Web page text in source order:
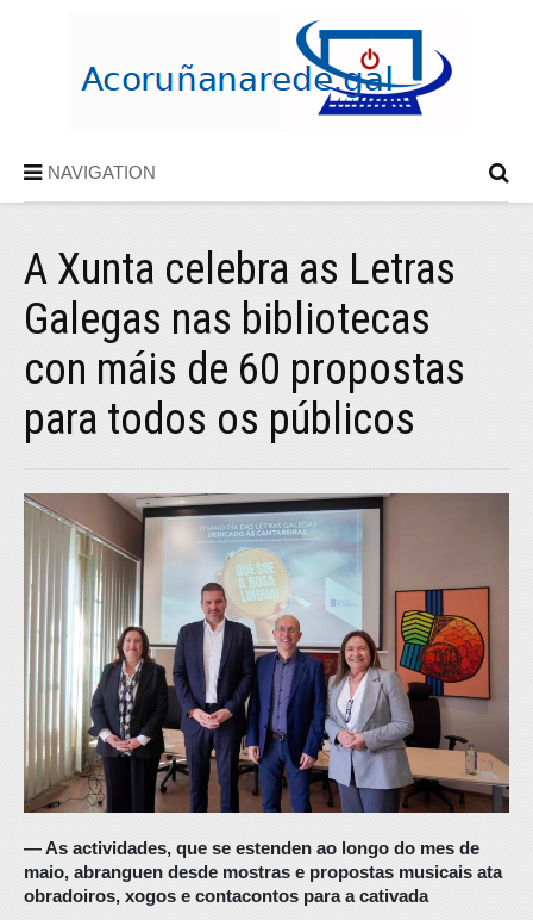
NAVIGATION
A Xunta celebra as Letras
Galegas nas bibliotecas
con máis de 60 propostas
para todos os públicos
— As actividades, que se estenden ao longo do mes de
maio, abranguen desde mostras e propostas musicais ata
obradoiros, xogos e contacontos para a cativada